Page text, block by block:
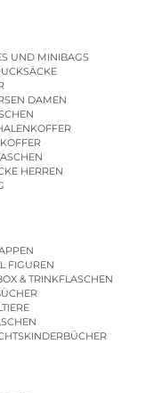
UND MINIBAGS
DAMEN
HERREN
FIGUREN
& TRINKFLASCHEN